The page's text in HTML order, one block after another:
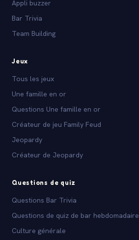
Appli buzzer
Bar Trivia
Team Building
Jeux
Tous les jeux
Une famille en or
Questions Une famille en or
Créateur de jeu Family Feud
Jeopardy
Créateur de Jeopardy
Questions de quiz
Questions Bar Trivia
Questions de quiz de bar hebdomadaire
Culture générale